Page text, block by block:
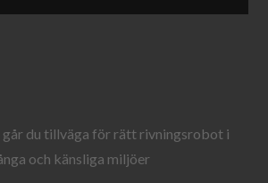
går du tillväga för rätt rivningsrobot i
och känsliga miljöer